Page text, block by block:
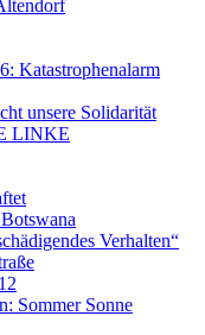
Katastrophenalarm
unsere Solidarität
LINKE
Verhalten“
Sommer Sonne